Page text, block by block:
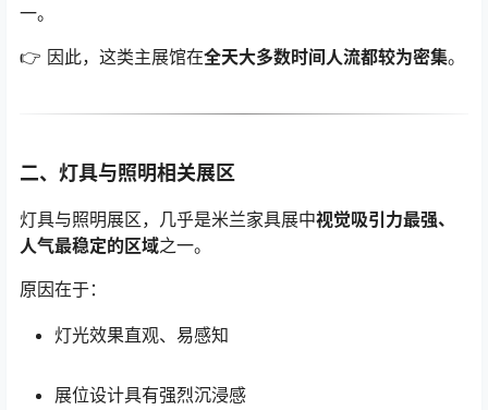
一。
👉 因此，这类主展馆在全天大多数时间人流都较为密集。
二、灯具与照明相关展区
灯具与照明展区，几乎是米兰家具展中视觉吸引力最强、
人气最稳定的区域之一。
原因在于：
灯光效果直观、易感知
展位设计具有强烈沉浸感